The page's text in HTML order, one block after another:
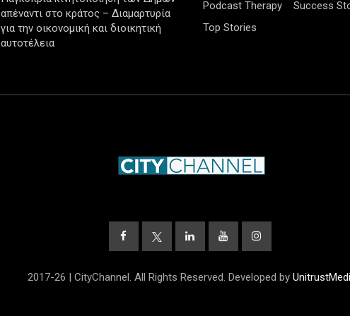
απέναντι στο κράτος – Διαμαρτυρία
για την οικονομική και διοικητική
αυτοτέλεια
Podcast Therapy
Success
Top Stories
2017-26 | CityChannel. All Rights Reserved. Developed by